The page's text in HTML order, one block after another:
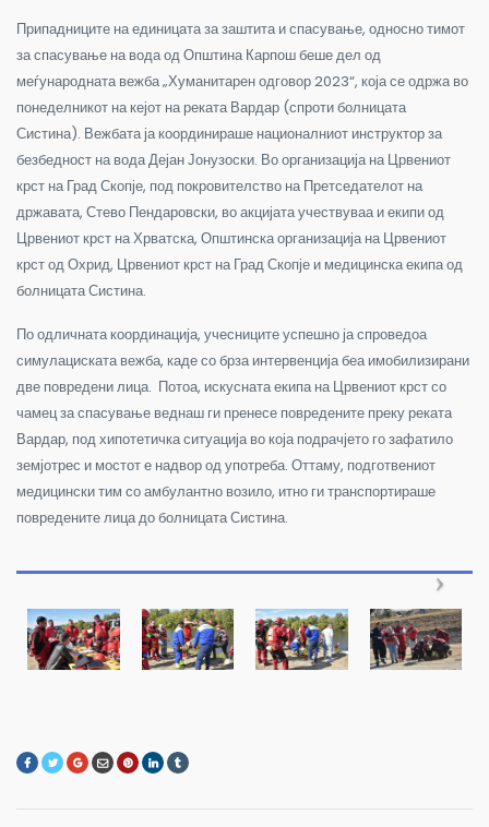
Припадниците на единицата за заштита и спасување, односно тимот
за спасување на вода од Општина Карпош беше дел од
меѓународната вежба „Хуманитарен одговор 2023“, која се одржа во
понеделникот на кејот на реката Вардар (спроти болницата
Систина). Вежбата ја координираше националниот инструктор за
безбедност на вода Дејан Јонузоски. Во организација на Црвениот
крст на Град Скопје, под покровителство на Претседателот на
државата, Стево Пендаровски, во акцијата учествуваа и екипи од
Црвениот крст на Хрватска, Општинска организација на Црвениот
крст од Охрид, Црвениот крст на Град Скопје и медицинска екипа од
болницата Систина.
По одличната координација, учесниците успешно ја спроведоа
симулациската вежба, каде со брза интервенција беа имобилизирани
две повредени лица. Потоа, искусната екипа на Црвениот крст со
чамец за спасување веднаш ги пренесе повредените преку реката
Вардар, под хипотетичка ситуација во која подрачјето го зафатило
земјотрес и мостот е надвор од употреба. Оттаму, подготвениот
медицински тим со амбулантно возило, итно ги транспортираше
повредените лица до болницата Систина.